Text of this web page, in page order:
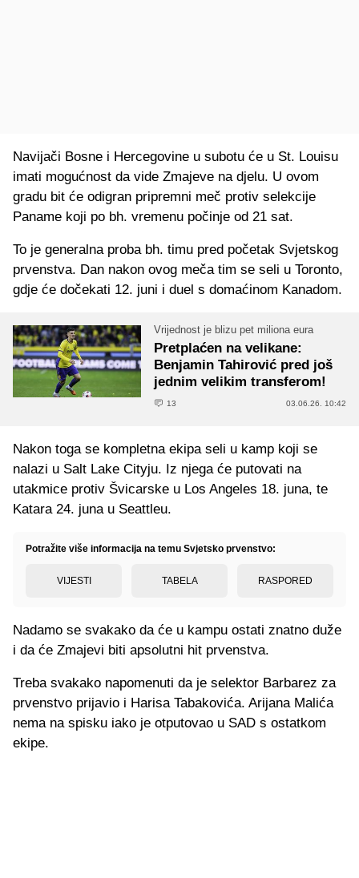
Navijači Bosne i Hercegovine u subotu će u St. Louisu
imati mogućnost da vide Zmajeve na djelu. U ovom
gradu bit će odigran pripremni meč protiv selekcije
Paname koji po bh. vremenu počinje od 21 sat.
To je generalna proba bh. timu pred početak Svjetskog
prvenstva. Dan nakon ovog meča tim se seli u Toronto,
gdje će dočekati 12. juni i duel s domaćinom Kanadom.
Vrijednost je blizu pet miliona eura
Pretplaćen na velikane:
Benjamin Tahirović pred još
jednim velikim transferom!
13 03.06.26. 10:42
Nakon toga se kompletna ekipa seli u kamp koji se
nalazi u Salt Lake Cityju. Iz njega će putovati na
utakmice protiv Švicarske u Los Angeles 18. juna, te
Katara 24. juna u Seattleu.
Potražite više informacija na temu Svjetsko prvenstvo:
VIJESTI TABELA RASPORED
Nadamo se svakako da će u kampu ostati znatno duže
i da će Zmajevi biti apsolutni hit prvenstva.
Treba svakako napomenuti da je selektor Barbarez za
prvenstvo prijavio i Harisa Tabakovića. Arijana Malića
nema na spisku iako je otputovao u SAD s ostatkom
ekipe.